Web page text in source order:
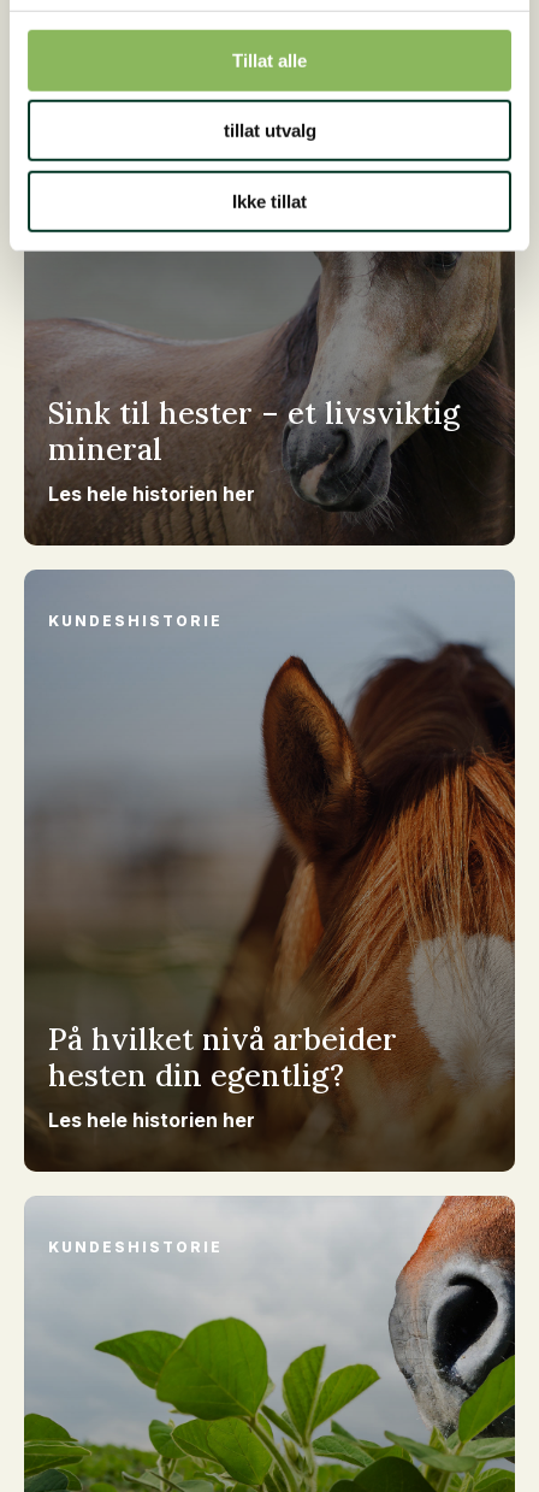
Tillat alle
tillat utvalg
Ikke tillat
Sink til hester – et livsviktig
mineral
Les hele historien her
KUNDESHISTORIE
På hvilket nivå arbeider
hesten din egentlig?
Les hele historien her
KUNDESHISTORIE